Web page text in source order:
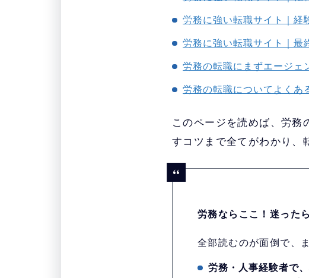
労務に強い転職サイト｜経
労務に強い転職サイト｜最
労務の転職にまずエージェ
労務の転職についてよくあ
このページを読めば、労務
すコツまで全てがわかり、
労務ならここ！迷った
全部読むのが面倒で、
労務・人事経験者で